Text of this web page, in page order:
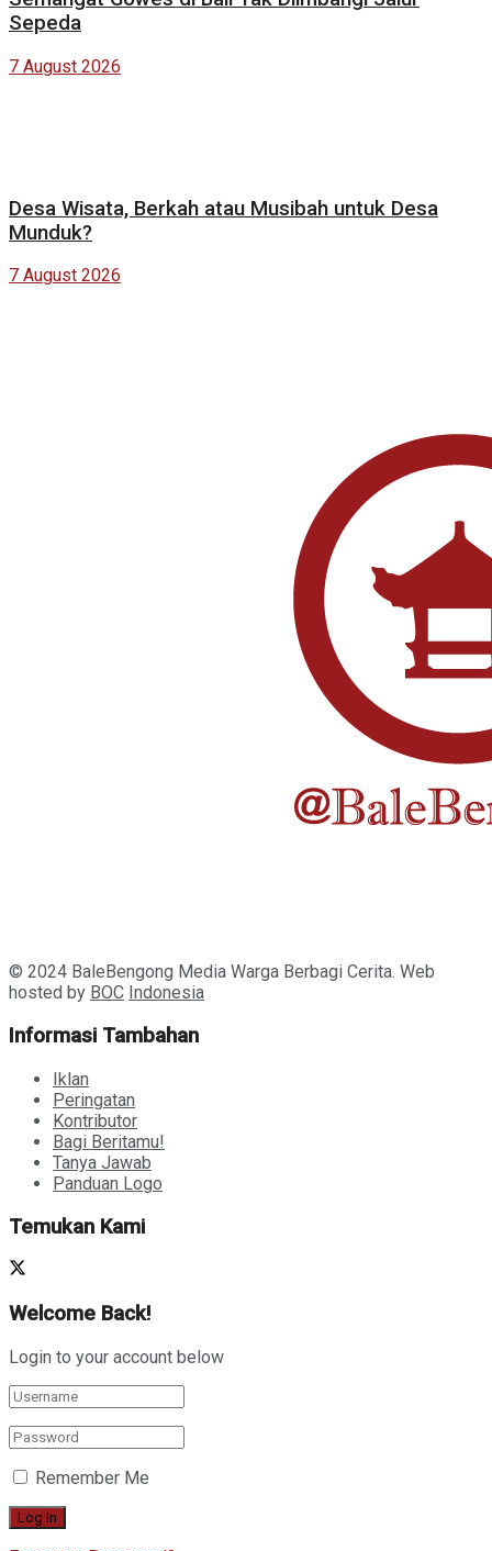
Sepeda
7 August 2026
Desa Wisata, Berkah atau Musibah untuk Desa
Munduk?
7 August 2026
© 2024 BaleBengong Media Warga Berbagi Cerita. Web
hosted by BOC Indonesia
Informasi Tambahan
Iklan
Peringatan
Kontributor
Bagi Beritamu!
Tanya Jawab
Panduan Logo
Temukan Kami
Welcome Back!
Login to your account below
Remember Me